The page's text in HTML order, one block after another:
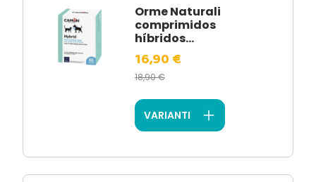
Orme Naturali
comprimidos
híbridos...
16,90 €
18,90 €
VARIANTI